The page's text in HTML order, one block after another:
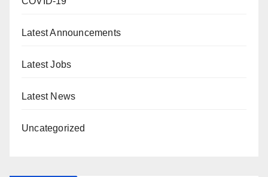
Latest Announcements
Latest Jobs
Latest News
Uncategorized